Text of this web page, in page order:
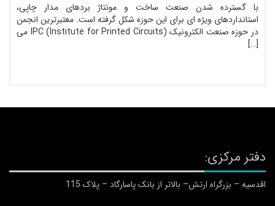
با گسترده شدن صنعت ساخت و مونتاژ بردهای مدار چاپی،
استانداردهای ویژه ­ای برای این حوزه شکل گرفته است. معتبرترین انجمن
در حوزه صنعت الکترونیک (Institute for Printed Circuits) IPC می
[…]
دفتر مرکزی:
اقدسیه – بزرگراه ارتش– بالاتر از بانک پاسارگاد – پلاک 115